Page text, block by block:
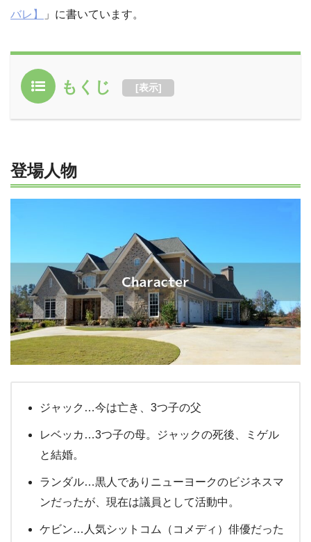
バレ】
」に書いています。
もくじ [表示]
登場人物
ジャック…今は亡き、3つ子の父
レベッカ…3つ子の母。ジャックの死後、ミゲル
と結婚。
ランダル…黒人でありニューヨークのビジネスマ
ンだったが、現在は議員として活動中。
ケビン…人気シットコム（コメディ）俳優だった